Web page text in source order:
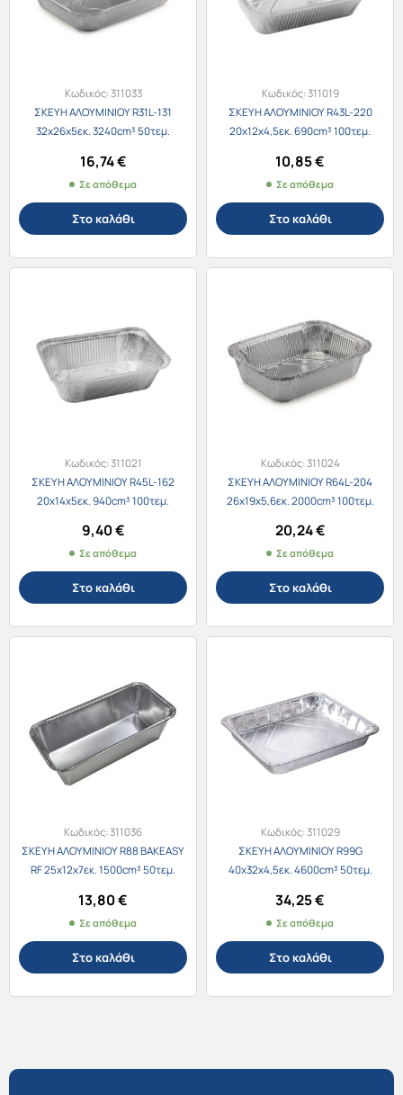
Κωδικός:311033
ΣΚΕΥΗ ΑΛΟΥΜΙΝΙΟΥ R31L-131
32x26x5εκ. 3240cm³ 50τεμ.
16,74€
Σε απόθεμα
Στο καλάθι
Κωδικός:311019
ΣΚΕΥΗ ΑΛΟΥΜΙΝΙΟΥ R43L-220
20x12x4,5εκ. 690cm³ 100τεμ.
10,85€
Σε απόθεμα
Στο καλάθι
Κωδικός:311021
ΣΚΕΥΗ ΑΛΟΥΜΙΝΙΟΥ R45L-162
20x14x5εκ. 940cm³ 100τεμ.
9,40€
Σε απόθεμα
Στο καλάθι
Κωδικός:311024
ΣΚΕΥΗ ΑΛΟΥΜΙΝΙΟΥ R64L-204
26x19x5,6εκ. 2000cm³ 100τεμ.
20,24€
Σε απόθεμα
Στο καλάθι
Κωδικός:311036
ΣΚΕΥΗ ΑΛΟΥΜΙΝΙΟΥ R88 BAKEASY
RF 25x12x7εκ. 1500cm³ 50τεμ.
13,80€
Σε απόθεμα
Στο καλάθι
Κωδικός:311029
ΣΚΕΥΗ ΑΛΟΥΜΙΝΙΟΥ R99G
40x32x4,5εκ. 4600cm³ 50τεμ.
34,25€
Σε απόθεμα
Στο καλάθι